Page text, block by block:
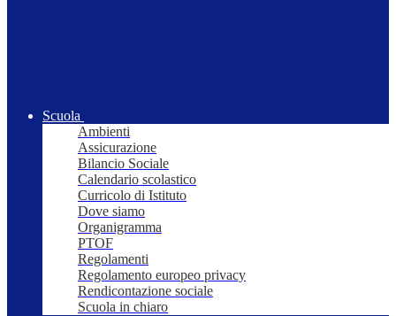
Scuola
Ambienti
Assicurazione
Bilancio Sociale
Calendario scolastico
Curricolo di Istituto
Dove siamo
Organigramma
PTOF
Regolamenti
Regolamento europeo privacy
Rendicontazione sociale
Scuola in chiaro